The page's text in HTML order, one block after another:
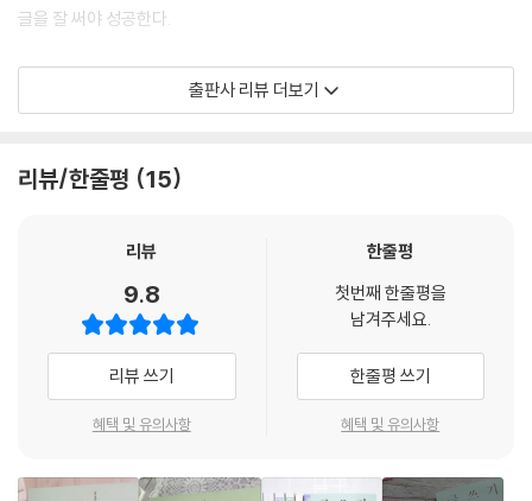
09 제목을 적절하게 활용하라
11 개성 있는 문체로 작성하라
12 충분한 시간을 가지고 작성하라
14 자소서 작성 시 주의사항
01 하나의 주제로 특화해야 한다
02 딱딱한 글보다 시청각적인 것이 낫다
03 글은 짧게 써야 한다
04 제목이 절대적이다
05 매일 하나씩 올려라
06 발품을 많이 팔아야 한다
07 시선을 끌 만한 편집이 필요하다
09 친구 관계를 많이 맺어라
식과 달리 미괄식은 앞부분에서 글의 초점이 뚜렷하지 않아 산만해지거나
써야 한다. 중심 문장이나 마지막 단락의 내용을 미리 결정해 두고 그에 맞
춰 써 내려가는 것이 요령이다.
---p.85
‘-라 할 것이다’ ‘-라 아니할 수 없다’ ‘-를 연출했다’ ‘-결과가 주목된다’ 등
등은 일본식 표현일 뿐 아니라 말을 늘어뜨려 읽는 맛을 없앤다. ‘-을 필요
로 한다’ ‘-이 요구된다’도 영어식 표현에서 온 고리타분한 말이므로 가급
적 사용하지 않는 것이 바람직하다. ‘-하여’ ‘-되어’ 등 말로는 요즘 거의 쓰
지 않는 문어체적 표현도 글을 늘어뜨리고 따분한 느낌을 주므로 ‘-해’ ‘-
돼’로 쓰는 것이 좋다.
---p.165
함께 언급해야 한다. 한 가지 단점을 밝히고 이를 극복하기 위해 어떠한 노
글을 잘 써야 성공한다.
글쓰기가 안 되는 이유
다. 이렇듯 너나없이 글쓰기가 잘 되지 않는 것은 개인 차원의 문제가 아니
가 아니다. 글쓰기를 잘하지 못한다고 해서 자신을 원망하거나 남을 흉볼
누구나 잘 쓸 수 있다
글 쓰는 법을 조금만 익히면 살아가는 데 불편을 느끼지 않을 정도의 일상
적인 글쓰기는 누구나 잘할 수 있다. 막상 글을 쓰려고 하면 잘 되지 않는
익히지 못했기 때문이다. 그 정석이란 바로 글쓰기의 요령이다. 몇 가지 요
출판사 리뷰 더보기
리뷰/한줄평 15
리뷰
9.8
리뷰 쓰기
혜택 및 유의사항
한줄평
첫번째 한줄평을
남겨주세요.
한줄평 쓰기
혜택 및 유의사항